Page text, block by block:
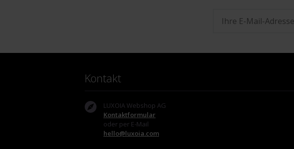
Kontakt
LUXOIA Webshop AG
Kontaktformular
oder per E-Mail
hello@luxoia.com